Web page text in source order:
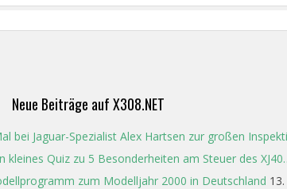
Neue Beiträge auf X308.NET
bei Jaguar-Spezialist Alex Hartsen zur großen
kleines Quiz zu 5 Besonderheiten am Steuer des
zum Modelljahr 2000 in Deutschland